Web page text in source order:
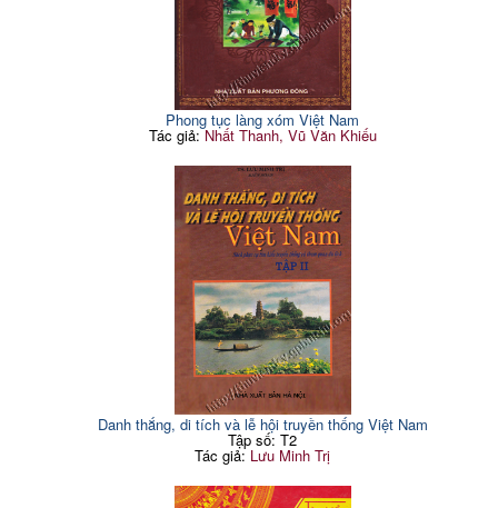
Phong tục làng xóm Việt Nam
Tác giả:Nhất Thanh, Vũ Văn Khiếu
Danh thắng, di tích và lễ hội truyền thống Việt Nam
Tập số: T2
Tác giả: Lưu Minh Trị